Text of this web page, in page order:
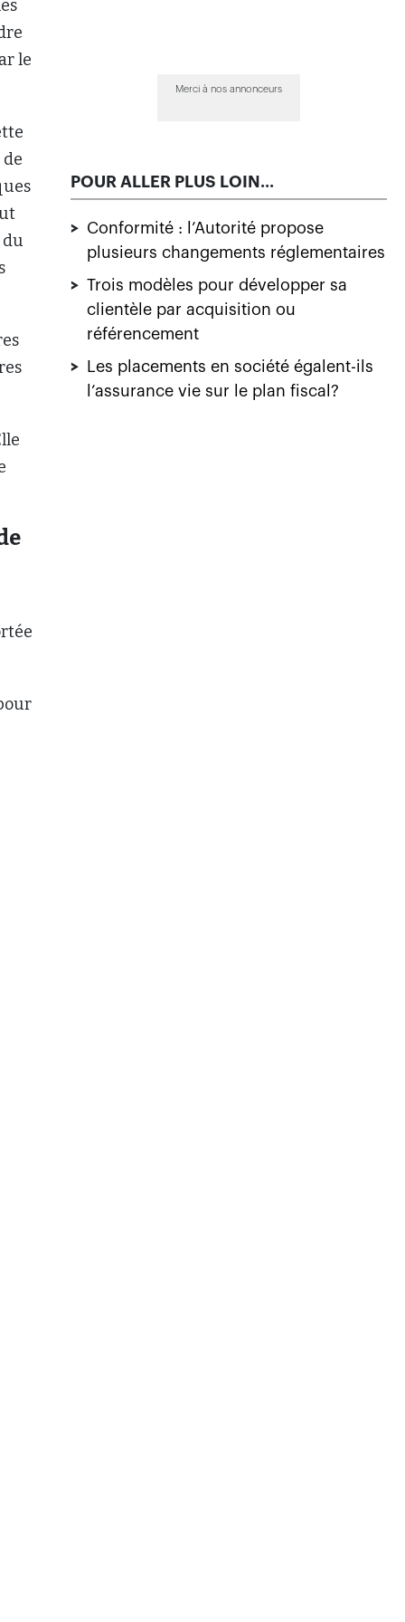
le
du
Merci à nos annonceurs
POUR ALLER PLUS LOIN...
> Conformité : l’Autorité propose
plusieurs changements réglementaires
> Trois modèles pour développer sa
clientèle par acquisition ou
référencement
>
Les placements en société égalent-ils
l’assurance vie sur le plan fiscal?